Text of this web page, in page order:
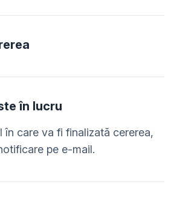
în lucru
în care va fi finalizată cererea,
pe e-mail.